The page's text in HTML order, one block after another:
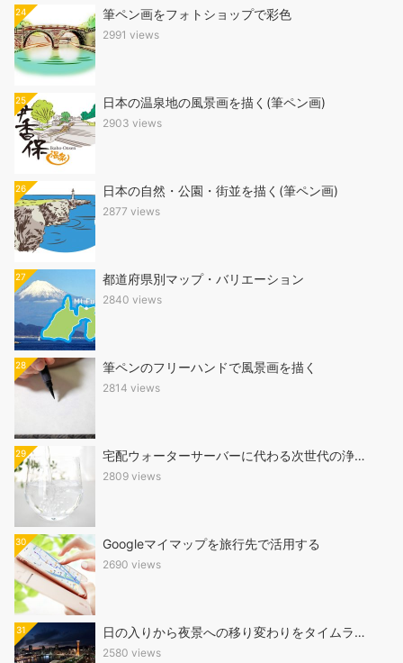
24 筆ペン画をフォトショップで彩色
2991 views
25 日本の温泉地の風景画を描く(筆ペン画)
2903 views
26 日本の自然・公園・街並を描く(筆ペン画)
2877 views
27 都道府県別マップ・バリエーション
2840 views
28 筆ペンのフリーハンドで風景画を描く
2814 views
29 宅配ウォーターサーバーに代わる次世代の浄…
2809 views
30 Googleマイマップを旅行先で活用する
2690 views
31 日の入りから夜景への移り変わりをタイムラ…
2580 views